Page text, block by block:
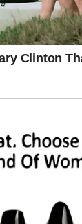
– samo su
SE
I
se
. Vi ste
u kome